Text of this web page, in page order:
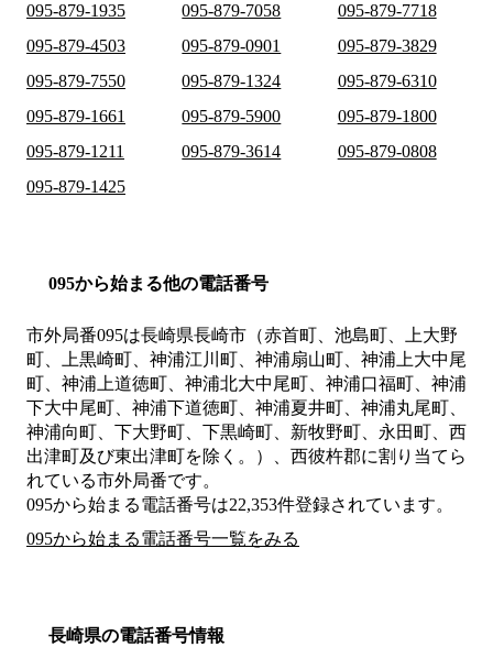
095-879-1935
095-879-7058
095-879-7718
095-879-4503
095-879-0901
095-879-3829
095-879-7550
095-879-1324
095-879-6310
095-879-1661
095-879-5900
095-879-1800
095-879-1211
095-879-3614
095-879-0808
095-879-1425
095から始まる他の電話番号
市外局番095は長崎県長崎市（赤首町、池島町、上大野
町、上黒崎町、神浦江川町、神浦扇山町、神浦上大中尾
町、神浦上道徳町、神浦北大中尾町、神浦口福町、神浦
下大中尾町、神浦下道徳町、神浦夏井町、神浦丸尾町、
神浦向町、下大野町、下黒崎町、新牧野町、永田町、西
出津町及び東出津町を除く。）、西彼杵郡に割り当てら
れている市外局番です。
095から始まる電話番号は22,353件登録されています。
095から始まる電話番号一覧をみる
長崎県の電話番号情報